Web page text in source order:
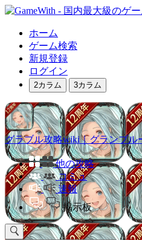
ホーム
ゲーム検索
新規登録
ログイン
2カラム 3カラム
グラブル攻略wiki｜グランブル
他の攻略
コミュ
速報
掲示板